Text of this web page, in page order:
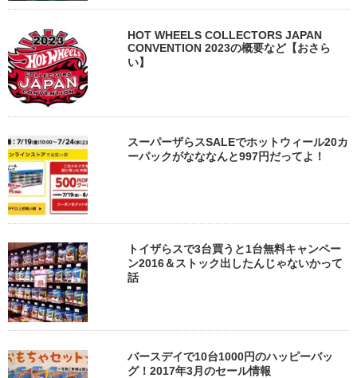
HOT WHEELS COLLECTORS JAPAN
CONVENTION 2023の概要など【おさら
い】
スーパーザらスSALEでホットウィール20カ
ーパックがなななんと997円だってよ！
トイザらスで3台買うと1台無料キャンペー
ン2016＆ストック出したんじゃないかって
話
バースデイで10台1000円のハッピーバッ
グ！2017年3月のセール情報